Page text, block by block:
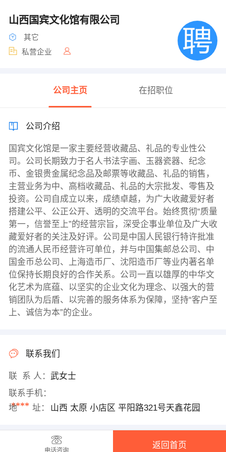
山西国宾文化馆有限公司
其它
私营企业
公司主页 在招职位
公司介绍
国宾文化馆是一家主要经营收藏品、礼品的专业性公
司。公司长期致力于名人书法字画、玉器瓷器、纪念
币、金银贵金属纪念品及邮票等收藏品、礼品的销售，
主营业务为中、高档收藏品、礼品的大宗批发、零售及
投资。公司自成立以来，成绩卓越，为广大收藏爱好者
搭建公平、公正公开、透明的交流平台。始终贯彻“质量
第一，信誉至上”的经营宗旨，深受企事业单位及广大收
藏爱好者的关注及好评。公司是中国人民银行特许批准
的流通人民币经营许可单位，并与中国集邮总公司、中
国金币总公司、上海造币厂、沈阳造币厂等业内著名单
位保持长期良好的合作关系。公司一直以雄厚的中华文
化艺术为底蕴、以坚实的企业文化为理念、以强大的营
销团队为后盾、以完善的服务体系为保障，坚持“客户至
上、诚信为本”的企业。
联系我们
联 系 人： 武女士
联系手机：
****
地 址： 山西 太原 小店区 平阳路321号天鑫花园
电话咨询
返回首页